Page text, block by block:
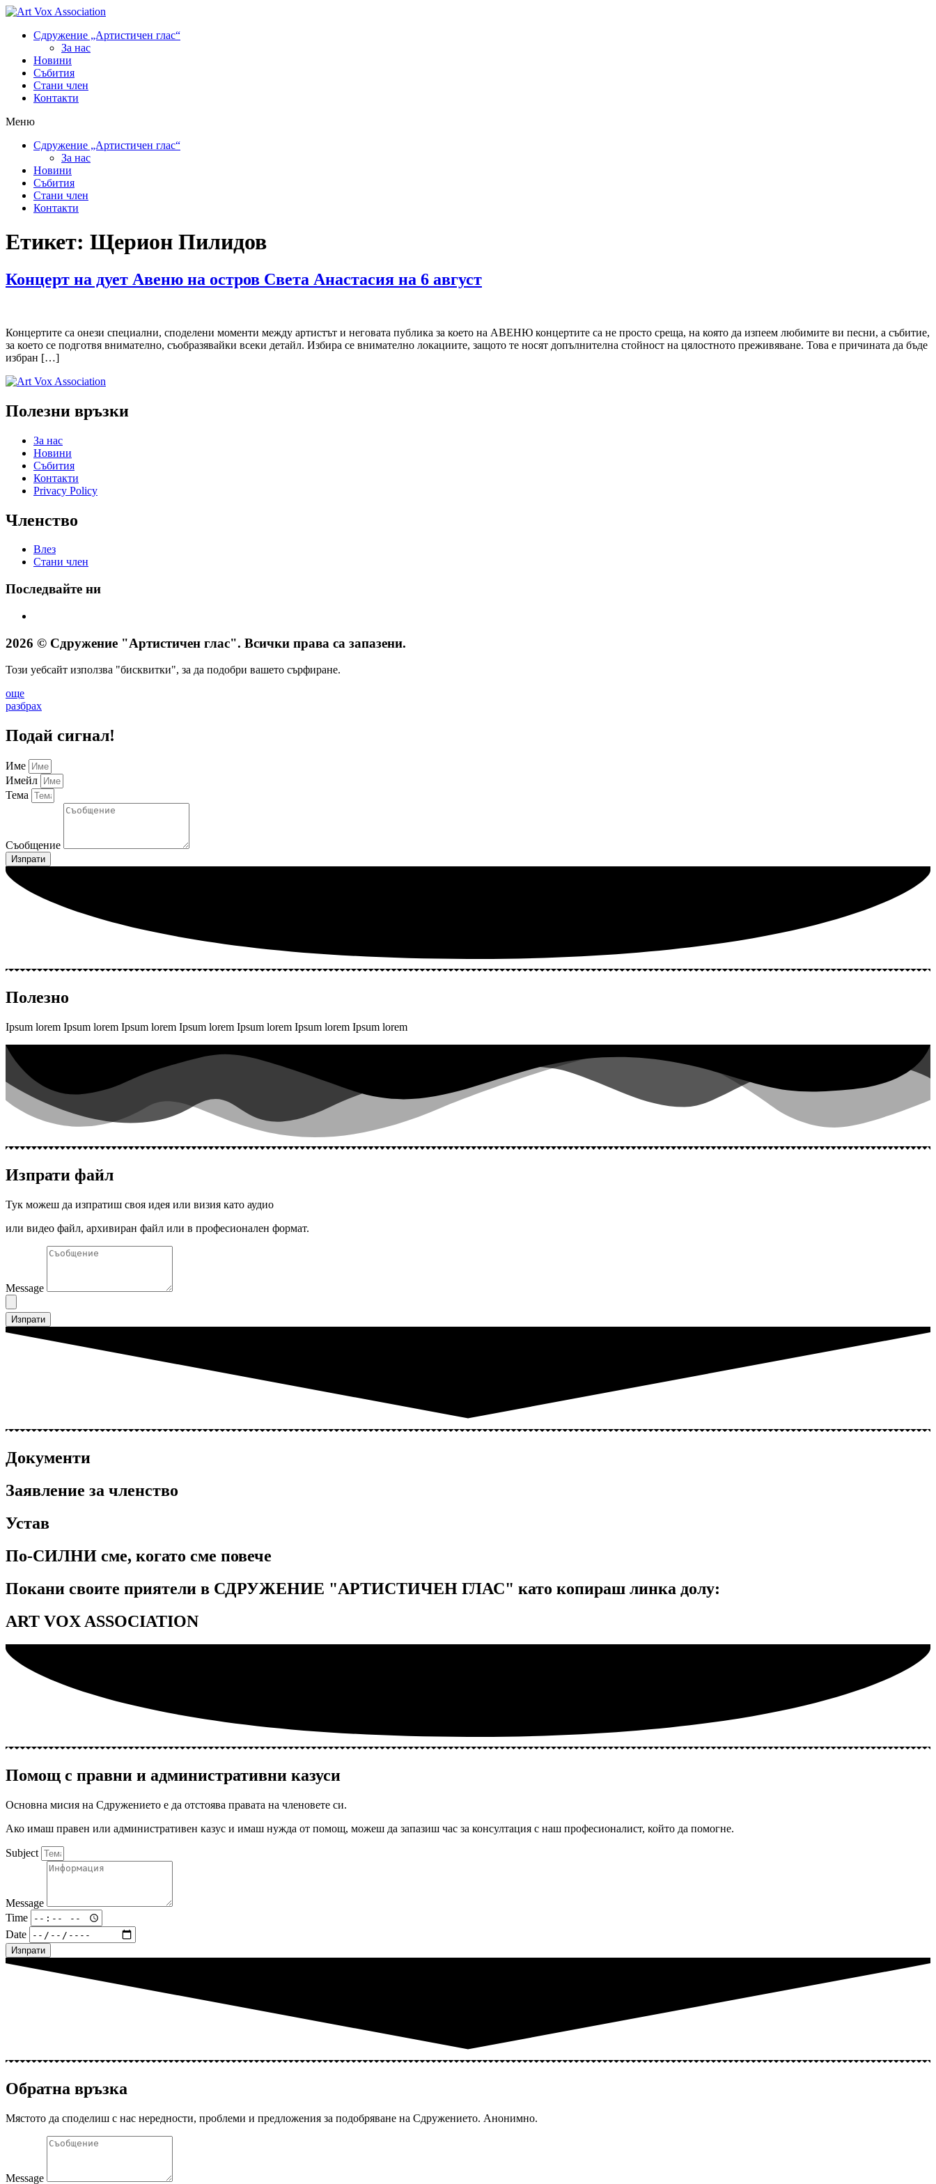
Сдружение „Артистичен глас“
За нас
Новини
Събития
Стани член
Контакти
Меню
Сдружение „Артистичен глас“
За нас
Новини
Събития
Стани член
Контакти
Етикет: Щерион Пилидов
Концерт на дует Авеню на остров Света Анастасия на 6 август
Концертите са онези специални, споделени моменти между артистът и неговата публика за което на АВЕНЮ концертите са не просто среща, на която да изпеем любимите ви песни, а събитие,
за което се подготвя внимателно, съобразявайки всеки детайл. Избира се внимателно локациите, защото те носят допълнителна стойност на цялостното преживяване. Това е причината да бъде
избран […]
Полезни връзки
За нас
Новини
Събития
Контакти
Privacy Policy
Членство
Влез
Стани член
Последвайте ни
2026 © Сдружение "Артистичен глас". Всички права са запазени.
Този уебсайт използва "бисквитки", за да подобри вашето сърфиране.
още
разбрах
Подай сигнал!
Име
Имейл
Тема
Съобщение
Изпрати
Полезно
Ipsum lorem Ipsum lorem Ipsum lorem Ipsum lorem Ipsum lorem Ipsum lorem Ipsum lorem
Изпрати файл
Тук можеш да изпратиш своя идея или визия като аудио
или видео файл, архивиран файл или в професионален формат.
Message
Изпрати
Документи
Заявление за членство
Устав
По-СИЛНИ сме, когато сме повече
Покани своите приятели в СДРУЖЕНИЕ "АРТИСТИЧЕН ГЛАС" като копираш линка долу:
ART VOX ASSOCIATION
Помощ с правни и административни казуси
Основна мисия на Сдружението е да отстоява правата на членовете си.
Ако имаш правен или административен казус и имаш нужда от помощ, можеш да запазиш час за консултация с наш професионалист, който да помогне.
Subject
Message
Time
Date
Изпрати
Обратна връзка
Мястото да споделиш с нас нередности, проблеми и предложения за подобряване на Сдружението. Анонимно.
Message